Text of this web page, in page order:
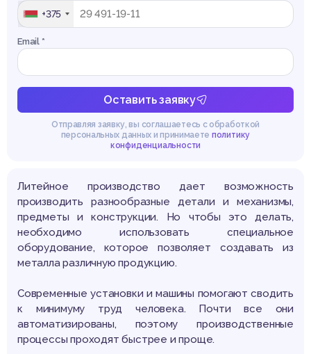
+375
Email *
Оставить заявку
Отправляя заявку, вы соглашаетесь с обработкой
персональных данных и принимаете политику
конфиденциальности
Литейное производство дает возможность
производить разнообразные детали и механизмы,
предметы и конструкции. Но чтобы это делать,
необходимо использовать специальное
оборудование, которое позволяет создавать из
металла различную продукцию.
Современные установки и машины помогают сводить
к минимуму труд человека. Почти все они
автоматизированы, поэтому производственные
процессы проходят быстрее и проще.